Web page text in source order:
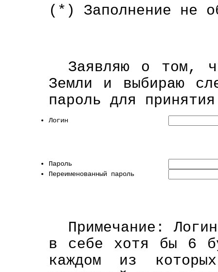
(*) Заполнение не
Заявляю о том,
Земли и выбираю
пароль для
Логин
Пароль
Переименованный пароль
Примечание:
в себе хотя бы 6
каждом из